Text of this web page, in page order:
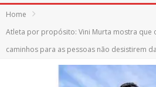
Home
Atleta por propósito: Vini Murta mostra que
caminhos para as pessoas não desistirem